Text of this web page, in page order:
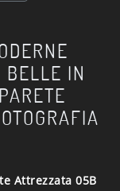
BELLE IN
Attrezzata 05B